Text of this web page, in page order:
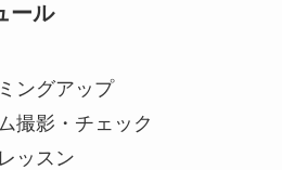
ール
ングアップ
撮影・チェック
ッスン